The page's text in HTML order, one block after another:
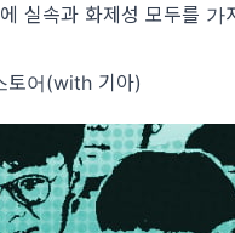
실속과 화제성 모두를
토어(with 기아)